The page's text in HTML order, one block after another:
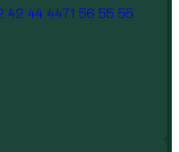
42 44 4471 56 55 55